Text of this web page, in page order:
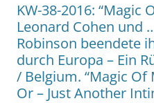
KW-38-2016: “Magic
Leonard Cohen und
Robinson beendete
durch Europa – Ein
/ Belgium. “Magic Of
Or – Just Another